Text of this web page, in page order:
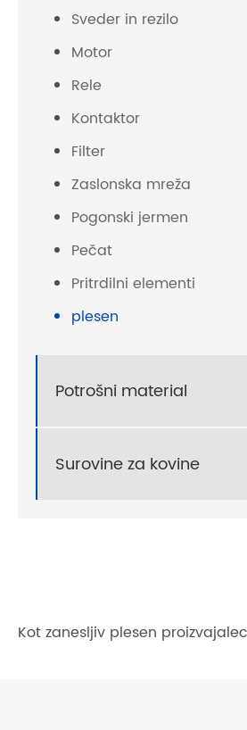
Sveder in rezilo
Motor
Rele
Kontaktor
Filter
Zaslonska mreža
Pogonski jermen
Pečat
Pritrdilni elementi
plesen
Potrošni material
Surovine za kovine
Kot zanesljiv plesen